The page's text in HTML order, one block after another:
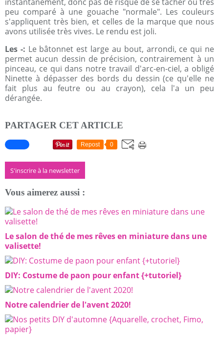
peu comparé à une gouache "normale". Les couleurs
s'appliquent très bien, et celles de la marque que nous
avons utilisée très vives. Le rendu est joli.
Les -: Le bâtonnet est large au bout, arrondi, ce qui ne
permet aucun dessin de précision, contrairement à un
pinceau, ce qui dans notre travail d'arc-en-ciel, a obligé
Ninette à dépasser des bords du dessin (ce qu'elle ne
fait plus au feutre ou au crayon), cela l'a un peu
dérangée.
PARTAGER CET ARTICLE
Repost 0
S'inscrire à la newsletter
Vous aimerez aussi :
Le salon de thé de mes rêves en miniature dans une
valisette!
DIY: Costume de paon pour enfant {+tutoriel}
Notre calendrier de l'avent 2020!